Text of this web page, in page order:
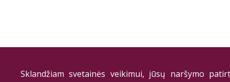
Sklandžiam svetainės veikimui, jūsų naršymo